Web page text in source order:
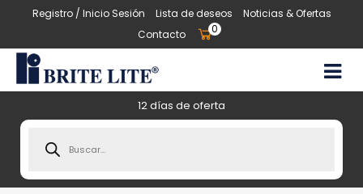
Registro / Inicio Sesión Lista de deseos
Noticias & Ofertas
Contacto
0
12 días de oferta
search